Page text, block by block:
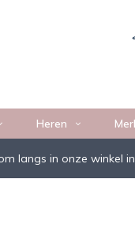
Heren
langs in onze winkel